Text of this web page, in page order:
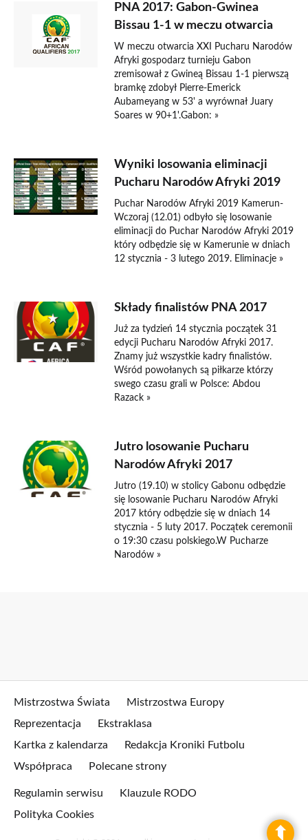
PNA 2017: Gabon-Gwinea
Bissau 1-1 w meczu otwarcia
W meczu otwarcia XXI Pucharu Narodów
Afryki gospodarz turnieju Gabon
zremisował z Gwineą Bissau 1-1 pierwszą
bramkę zdobył Pierre-Emerick
Aubameyang w 53' a wyrównał Juary
Soares w 90+1'.Gabon: »
Wyniki losowania eliminacji
Pucharu Narodów Afryki 2019
Puchar Narodów Afryki 2019 Kamerun-
Wczoraj (12.01) odbyło się losowanie
eliminacji do Puchar Narodów Afryki 2019
który odbędzie się w Kamerunie w dniach
12 stycznia - 3 lutego 2019. Eliminacje »
Składy finalistów PNA 2017
Już za tydzień 14 stycznia początek 31
edycji Pucharu Narodów Afryki 2017.
Znamy już wszystkie kadry finalistów.
Wśród powołanych są piłkarze którzy
swego czasu grali w Polsce: Abdou
Razack »
Jutro losowanie Pucharu
Narodów Afryki 2017
Jutro (19.10) w stolicy Gabonu odbędzie
się losowanie Pucharu Narodów Afryki
2017 który odbędzie się w dniach 14
stycznia - 5 luty 2017. Początek ceremonii
o 19:30 czasu polskiego.W Pucharze
Narodów »
Mistrzostwa Świata
Mistrzostwa Europy
Reprezentacja
Ekstraklasa
Kartka z kalendarza
Redakcja Kroniki Futbolu
Współpraca
Polecane strony
Regulamin serwisu
Klauzule RODO
Polityka Cookies